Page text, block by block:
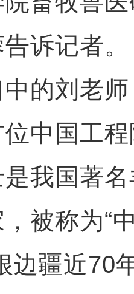
诉记者。
刘老师
中国工
我国著
被称为“
边疆近70